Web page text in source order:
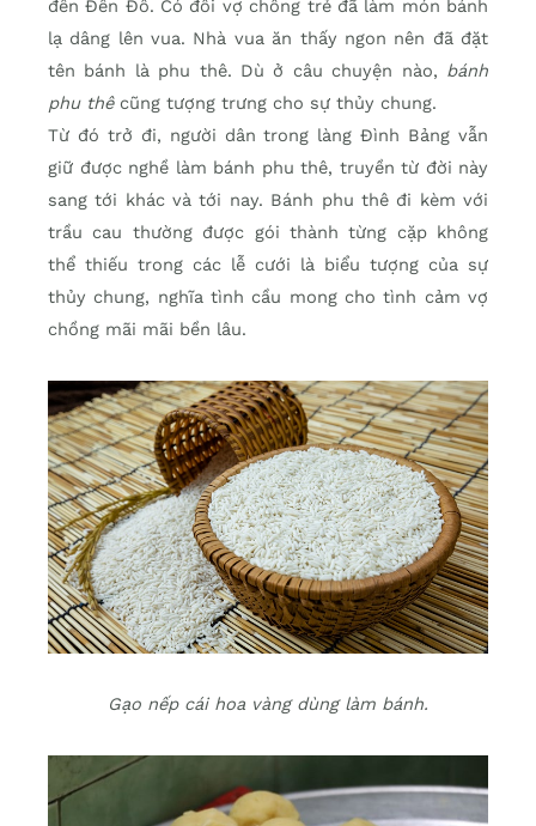
đến Đền Đô. Có đôi vợ chồng trẻ đã làm món bánh
lạ dâng lên vua. Nhà vua ăn thấy ngon nên đã đặt
tên bánh là phu thê. Dù ở câu chuyện nào, bánh
phu thêcũng tượng trưng cho sự thủy chung.
Từ đó trở đi, người dân trong làng Đình Bảng vẫn
giữ được nghề làm bánh phu thê, truyền từ đời này
sang tới khác và tới nay. Bánh phu thê đi kèm với
trầu cau thường được gói thành từng cặp không
thể thiếu trong các lễ cưới là biểu tượng của sự
thủy chung, nghĩa tình cầu mong cho tình cảm vợ
chồng mãi mãi bền lâu.
Gạo nếp cái hoa vàng dùng làm bánh.